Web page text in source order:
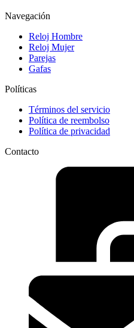
Navegación
Reloj Hombre
Reloj Mujer
Parejas
Gafas
Políticas
Términos del servicio
Política de reembolso
Política de privacidad
Contacto